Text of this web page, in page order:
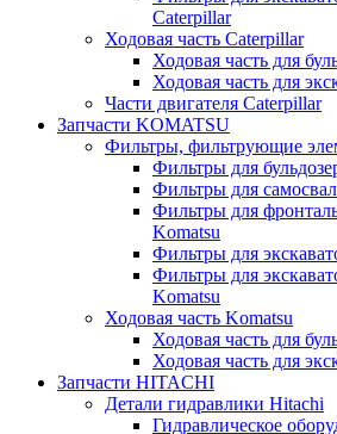
Caterpillar
Ходовая часть Caterpillar
Ходовая часть для
Ходовая часть для
Части двигателя Caterpillar
Запчасти KOMATSU
Фильтры, фильтрующие
Фильтры для
Фильтры для
Фильтры для
Komatsu
Фильтры для
Фильтры для
Komatsu
Ходовая часть Komatsu
Ходовая часть для
Ходовая часть для
Запчасти HITACHI
Детали гидравлики Hitachi
Гидравлическое